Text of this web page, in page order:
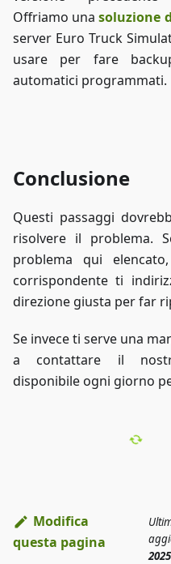
Offriamo unasoluzione
server Euro Truck
usare per fare
automatici programmati.
Conclusione
Questi passaggi
risolvere il problema.
problema qui
corrispondente ti
direzione giusta per far
Se invece ti serve una
a contattare il
disponibile ogni giorno
Modifica
questa pagina
2025